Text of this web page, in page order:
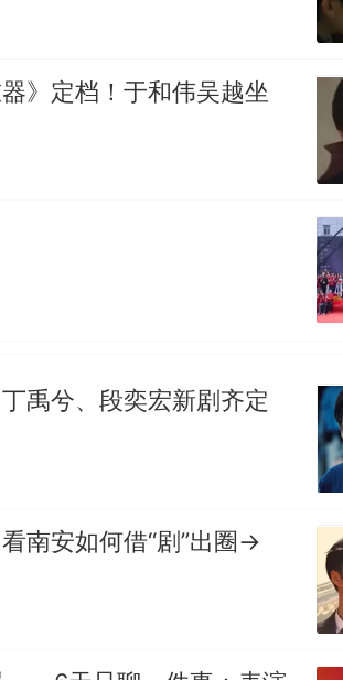
教师，笔试前13名均遭淘汰？教育
布：43.98万起
刀的女孩，因老师一句“跟我回家”改
》定档！于和伟吴越坐
禹兮、段奕宏新剧齐定
南安如何借“剧”出圈→